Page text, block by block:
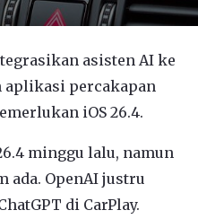
asisten AI ke
aplikasi percakapan
iOS 26.4.
minggu lalu, namun
ada. OpenAI justru
di CarPlay.